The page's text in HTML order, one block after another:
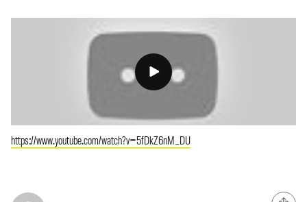
https://www.youtube.com/watch?v=5fDkZ6nM_DU